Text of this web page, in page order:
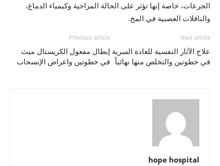
الجرعات، خاصة إنها تؤثر على الحالة المزاجية وكيمياء الدماغ،
والناقلات العصبية في المخ.
Previous article
إبطال مفعول الكريستال ميث
في خطوتين واعراض الإنسحاب
Next article
علاج الآثار النفسية للعادة السرية
في خطوتين والتخلص منها نهائياً
hope hospital